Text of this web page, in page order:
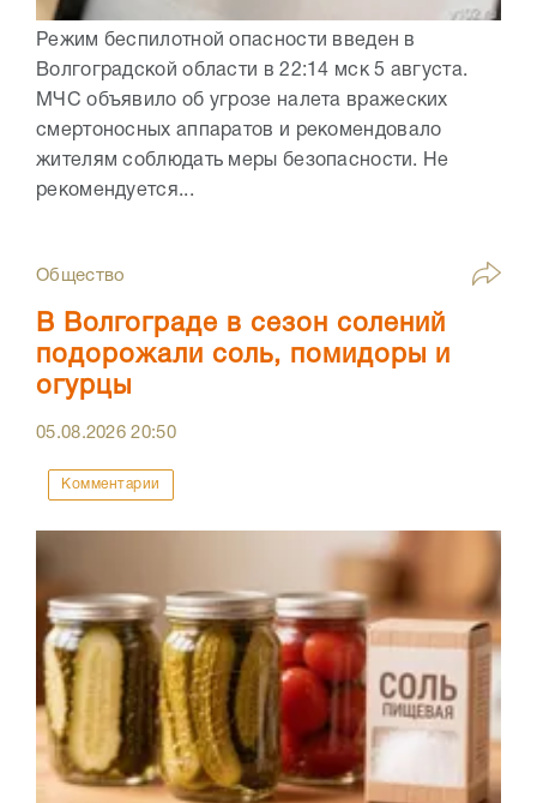
Режим беспилотной опасности введен в
Волгоградской области в 22:14 мск 5 августа.
МЧС объявило об угрозе налета вражеских
смертоносных аппаратов и рекомендовало
жителям соблюдать меры безопасности. Не
рекомендуется...
Общество
В Волгограде в сезон солений
подорожали соль, помидоры и
огурцы
05.08.202620:50
Комментарии